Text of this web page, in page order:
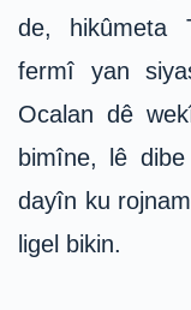
de, hikûmeta
fermî yan
Ocalan dê
bimîne, lê
dayîn ku
ligel bikin.